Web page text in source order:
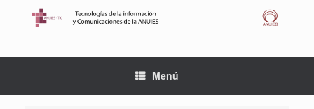
Menú